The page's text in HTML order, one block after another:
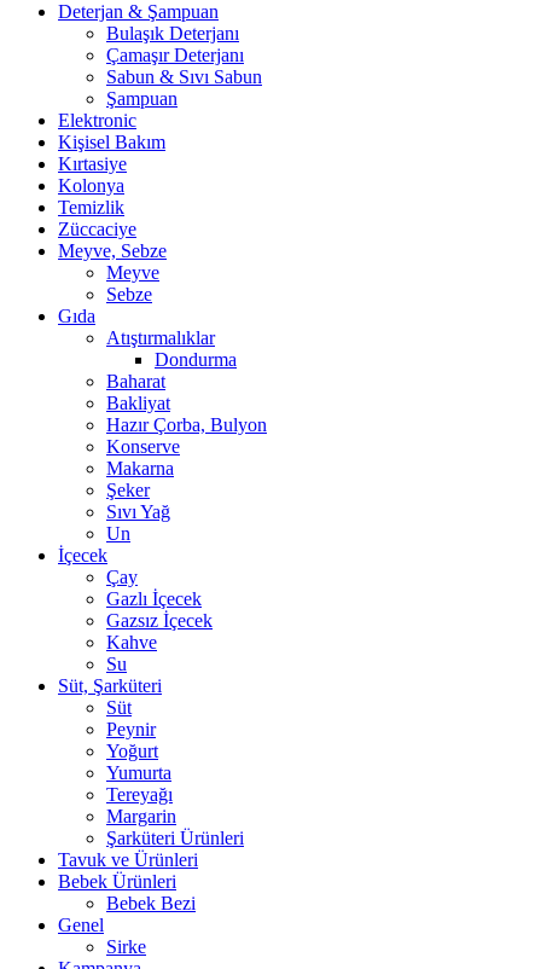
Deterjan & Şampuan
Bulaşık Deterjanı
Çamaşır Deterjanı
Sabun & Sıvı Sabun
Şampuan
Elektronic
Kişisel Bakım
Kırtasiye
Kolonya
Temizlik
Züccaciye
Meyve, Sebze
Meyve
Sebze
Gıda
Atıştırmalıklar
Dondurma
Baharat
Bakliyat
Hazır Çorba, Bulyon
Konserve
Makarna
Şeker
Sıvı Yağ
Un
İçecek
Çay
Gazlı İçecek
Gazsız İçecek
Kahve
Su
Süt, Şarküteri
Süt
Peynir
Yoğurt
Yumurta
Tereyağı
Margarin
Şarküteri Ürünleri
Tavuk ve Ürünleri
Bebek Ürünleri
Bebek Bezi
Genel
Sirke